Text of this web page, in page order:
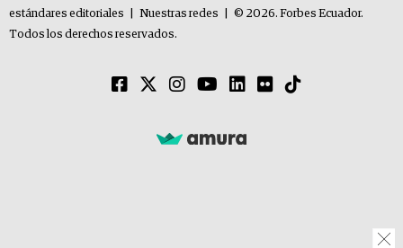
estándares editoriales
Nuestras redes
© 2026. Forbes Ecuador.
Todos los derechos reservados.